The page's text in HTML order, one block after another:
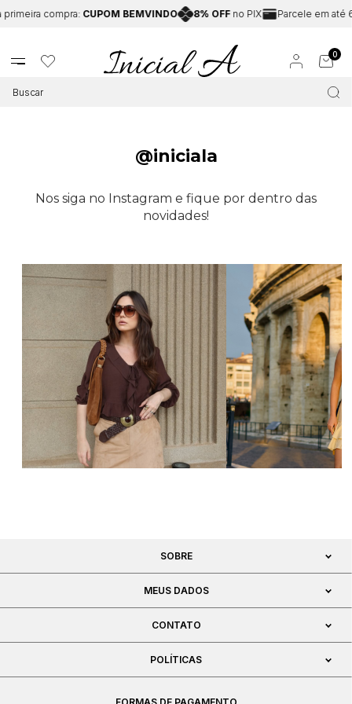
compra:CUPOM BEMVINDO 8% OFFno PIX Parcele em até
0
@iniciala
Nos siga no Instagram e fique por dentro das
novidades!
SOBRE
MEUS DADOS
CONTATO
POLÍTICAS